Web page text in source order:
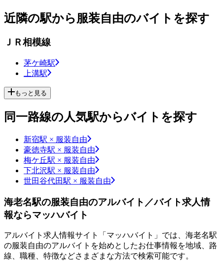
近隣の駅から服装自由のバイトを探す
ＪＲ相模線
茅ケ崎駅
上溝駅
もっと見る
同一路線の人気駅からバイトを探す
新宿駅 × 服装自由
豪徳寺駅 × 服装自由
梅ケ丘駅 × 服装自由
下北沢駅 × 服装自由
世田谷代田駅 × 服装自由
海老名駅の服装自由のアルバイト／バイト求人情
報ならマッハバイト
アルバイト求人情報サイト「マッハバイト」では、海老名駅
の服装自由のアルバイトを始めとしたお仕事情報を地域、路
線、職種、特徴などさまざまな方法で検索可能です。